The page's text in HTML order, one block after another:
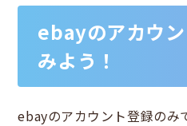
ebayのアカウ
みよう！
ebayのアカウント登録のみ